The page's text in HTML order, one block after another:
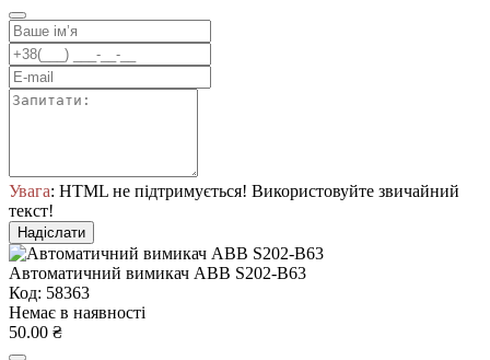
Увага: HTML не підтримується! Використовуйте звичайний
текст!
Надіслати
Автоматичний вимикач ABB S202-B63
Код: 58363
Немає в наявності
50.00 ₴